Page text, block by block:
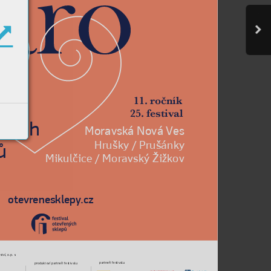
otevrenesklepy.cz
produktoví partneři festivalu partneři festivalu
o. p. s.
Moravská Nová Ves
Hrušky / Prušánky


25. festival